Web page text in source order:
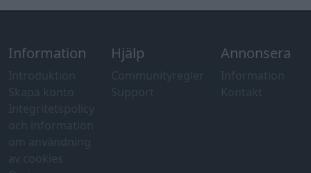
Information Hjälp Annonsera